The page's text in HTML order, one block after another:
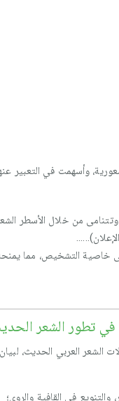
وأسهمت في التعبير
من خلال الأسطر
خاصية التشخيص، مما
في تطور الشعر
العربي الحديث،
في القافية والروي؛